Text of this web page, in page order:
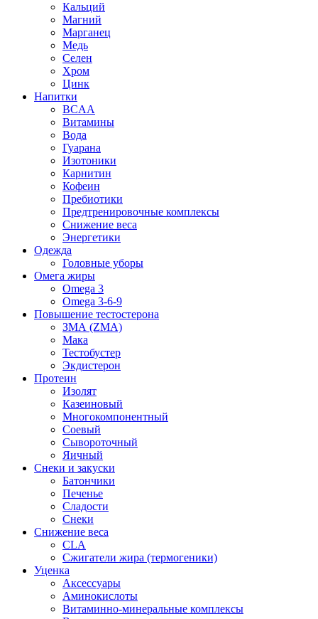
Кальций
Магний
Марганец
Медь
Селен
Хром
Цинк
Напитки
BCAA
Витамины
Вода
Гуарана
Изотоники
Карнитин
Кофеин
Пребиотики
Предтренировочные комплексы
Снижение веса
Энергетики
Одежда
Головные уборы
Омега жиры
Omega 3
Omega 3-6-9
Повышение тестостерона
ЗМА (ZMA)
Мака
Тестобустер
Экдистерон
Протеин
Изолят
Казеиновый
Многокомпонентный
Соевый
Сывороточный
Яичный
Снеки и закуски
Батончики
Печенье
Сладости
Снеки
Снижение веса
CLA
Сжигатели жира (термогеники)
Уценка
Аксессуары
Аминокислоты
Витаминно-минеральные комплексы